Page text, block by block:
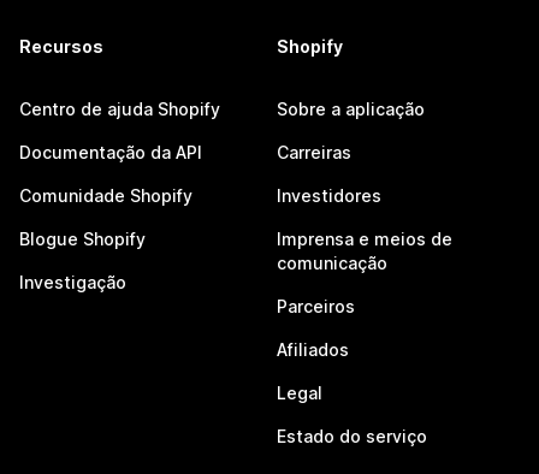
Recursos
Centro de ajuda Shopify
Documentação da API
Comunidade Shopify
Blogue Shopify
Investigação
Shopify
Sobre a aplicação
Carreiras
Investidores
Imprensa e meios de
comunicação
Parceiros
Afiliados
Legal
Estado do serviço